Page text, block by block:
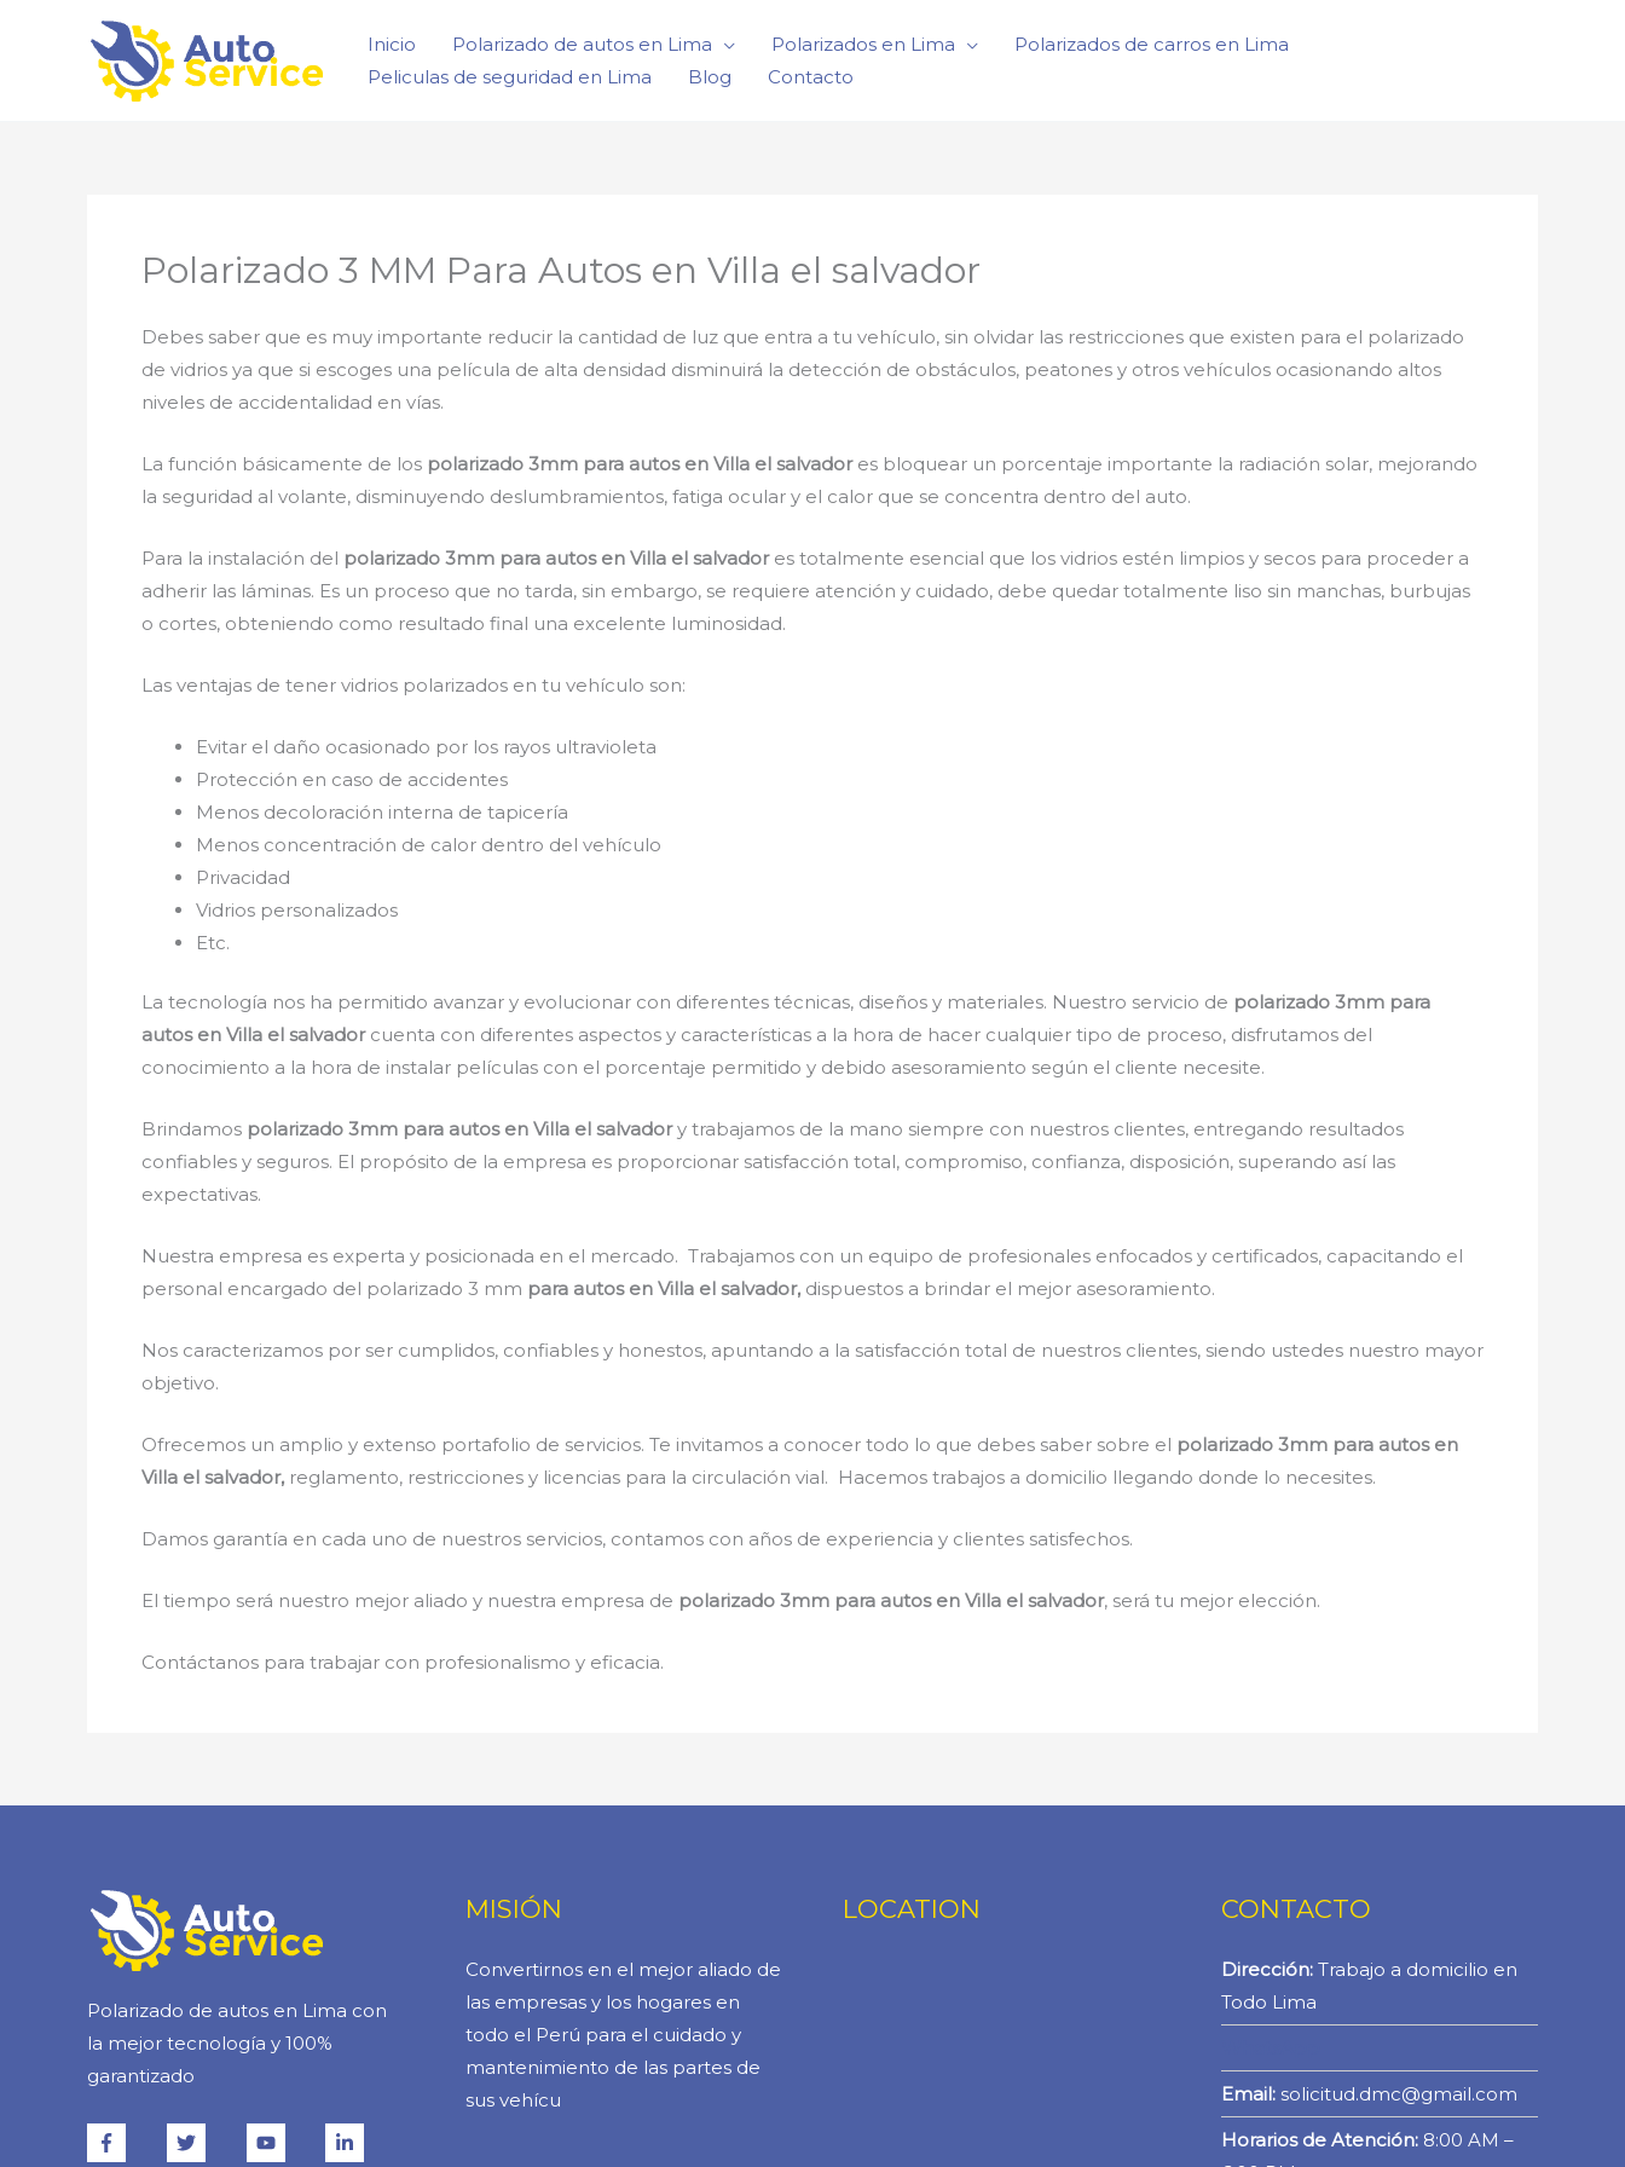
Inicio Polarizado de autos en Lima Polarizados en Lima
Polarizados de carros en Lima
Peliculas de seguridad en Lima
Blog Contacto
Polarizado 3 MM Para Autos en Villa el salvador
Debes saber que es muy importante reducir la cantidad de luz que entra a tu vehículo, sin olvidar las restricciones que existen para el polarizado
de vidrios ya que si escoges una película de alta densidad disminuirá la detección de obstáculos, peatones y otros vehículos ocasionando altos
niveles de accidentalidad en vías.
La función básicamente de los polarizado 3mm para autos en Villa el salvador es bloquear un porcentaje importante la radiación solar, mejorando
la seguridad al volante, disminuyendo deslumbramientos, fatiga ocular y el calor que se concentra dentro del auto.
Para la instalación del polarizado 3mm para autos en Villa el salvador es totalmente esencial que los vidrios estén limpios y secos para proceder a
adherir las láminas. Es un proceso que no tarda, sin embargo, se requiere atención y cuidado, debe quedar totalmente liso sin manchas, burbujas
o cortes, obteniendo como resultado final una excelente luminosidad.
Las ventajas de tener vidrios polarizados en tu vehículo son:
Evitar el daño ocasionado por los rayos ultravioleta
Protección en caso de accidentes
Menos decoloración interna de tapicería
Menos concentración de calor dentro del vehículo
Privacidad
Vidrios personalizados
Etc.
La tecnología nos ha permitido avanzar y evolucionar con diferentes técnicas, diseños y materiales. Nuestro servicio de polarizado 3mm para
autos en Villa el salvadorcuenta con diferentes aspectos y características a la hora de hacer cualquier tipo de proceso, disfrutamos del
conocimiento a la hora de instalar películas con el porcentaje permitido y debido asesoramiento según el cliente necesite.
Brindamos polarizado 3mm para autos en Villa el salvadory trabajamos de la mano siempre con nuestros clientes, entregando resultados
confiables y seguros. El propósito de la empresa es proporcionar satisfacción total, compromiso, confianza, disposición, superando así las
expectativas.
Nuestra empresa es experta y posicionada en el mercado. Trabajamos con un equipo de profesionales enfocados y certificados, capacitando el
personal encargado del polarizado 3 mm para autos en Villa el salvador, dispuestos a brindar el mejor asesoramiento.
Nos caracterizamos por ser cumplidos, confiables y honestos, apuntando a la satisfacción total de nuestros clientes, siendo ustedes nuestro mayor
objetivo.
Ofrecemos un amplio y extenso portafolio de servicios. Te invitamos a conocer todo lo que debes saber sobre el polarizado 3mm para autos en
Villa el salvador, reglamento, restricciones y licencias para la circulación vial. Hacemos trabajos a domicilio llegando donde lo necesites.
Damos garantía en cada uno de nuestros servicios, contamos con años de experiencia y clientes satisfechos.
El tiempo será nuestro mejor aliado y nuestra empresa de polarizado 3mm para autos en Villa el salvador, será tu mejor elección.
Contáctanos para trabajar con profesionalismo y eficacia.
Polarizado de autos en Lima con
la mejor tecnología y 100%
garantizado
MISIÓN
Convertirnos en el mejor aliado de
las empresas y los hogares en
todo el Perú para el cuidado y
mantenimiento de las partes de
sus vehícu
LOCATION CONTACTO
Dirección:Trabajo a domicilio en
Todo Lima
Email: solicitud.dmc@gmail.com
Horarios de Atención:8:00 AM –